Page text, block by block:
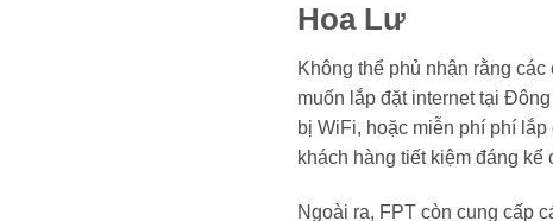
Hoa Lư
Không thể phủ nhận rằng
muốn lắp đặt internet tại
bị WiFi, hoặc miễn phí phí
khách hàng tiết kiệm đáng
Ngoài ra, FPT còn cung cấp